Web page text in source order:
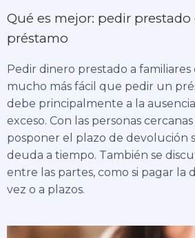
Qué es mejor: pedir
préstamo
Pedir dinero prestado a familiares
mucho más fácil que pedir un
debe principalmente a la
exceso. Con las personas
posponer el plazo de devolución
deuda a tiempo. También se
entre las partes, como si pagar la
vez o a plazos.